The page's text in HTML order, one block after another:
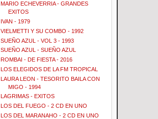
MARIO ECHEVERRIA - GRANDES
EXITOS
IVAN - 1979
VIELMETTI Y SU COMBO - 1992
SUEÑO AZUL - VOL 3 - 1993
SUEÑO AZUL - SUEÑO AZUL
ROMBAI - DE FIESTA - 2016
LOS ELEGIDOS DE LA FM TROPICAL
LAURA LEON - TESORITO BAILA CON
MIGO - 1994
LAGRIMAS - EXITOS
LOS DEL FUEGO - 2 CD EN UNO
LOS DEL MARANAHO - 2 CD EN UNO